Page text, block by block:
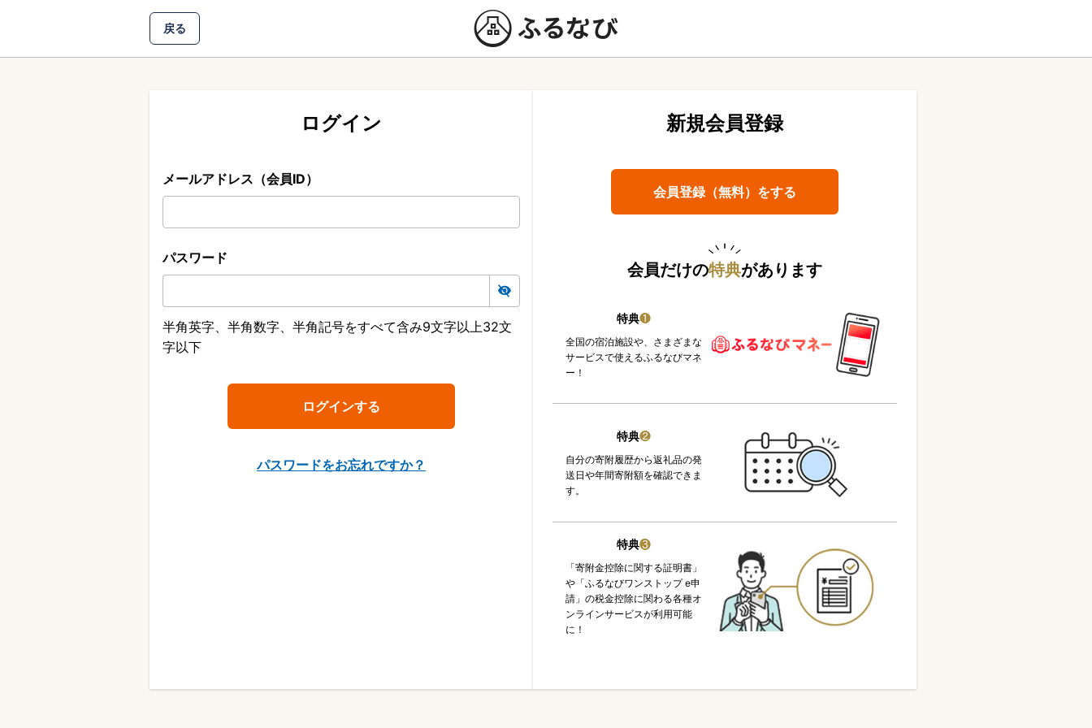
戻る
ログイン
メールアドレス（会員ID）
パスワード
半角英字、半角数字、半角記号をすべて含み9文字以上32文
字以下
パスワードをお忘れですか？
新規会員登録
会員登録（無料）をする
会員だけの特典があります
特典❶
全国の宿泊施設や、さまざまな
サービスで使えるふるなびマネ
ー！
特典❷
自分の寄附履歴から返礼品の発
送日や年間寄附額を確認できま
す。
特典❸
「寄附金控除に関する証明書」
や「ふるなびワンストップ e申
請」の税金控除に関わる各種オ
ンラインサービスが利用可能
に！